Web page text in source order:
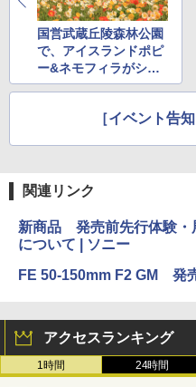
国営武蔵丘陵森林公園
で、アイスランドポピ
ー&ネモフィラがシー
ンズを迎える
［イベント告
関連リンク
新商品 発売前先行体験・
について | ソニー
FE 50-150mm F2 GM 発
アクセスランキング
1時間 24時間